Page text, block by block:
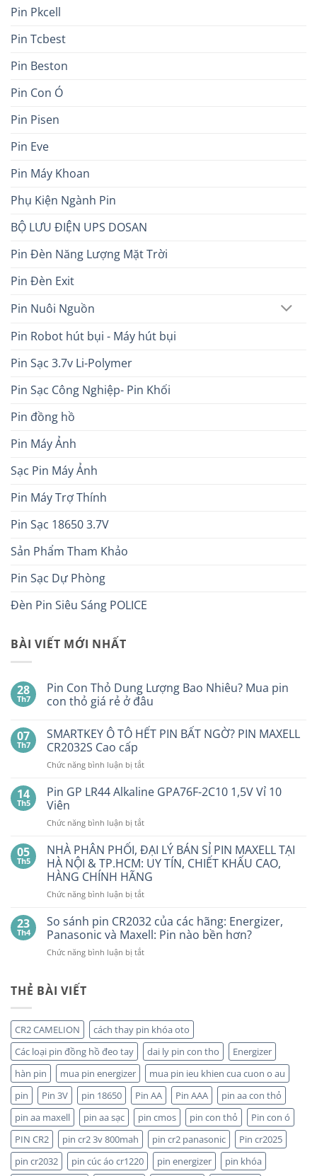
Pin Pkcell
Pin Tcbest
Pin Beston
Pin Con Ó
Pin Pisen
Pin Eve
Pin Máy Khoan
Phụ Kiện Ngành Pin
BỘ LƯU ĐIỆN UPS DOSAN
Pin Đèn Năng Lượng Mặt Trời
Pin Đèn Exit
Pin Nuôi Nguồn
Pin Robot hút bụi - Máy hút bụi
Pin Sạc 3.7v Li-Polymer
Pin Sạc Công Nghiệp- Pin Khối
Pin đồng hồ
Pin Máy Ảnh
Sạc Pin Máy Ảnh
Pin Máy Trợ Thính
Pin Sạc 18650 3.7V
Sản Phẩm Tham Khảo
Pin Sạc Dự Phòng
Đèn Pin Siêu Sáng POLICE
BÀI VIẾT MỚI NHẤT
28
Th7
Pin Con Thỏ Dung Lượng Bao Nhiêu? Mua pin
con thỏ giá rẻ ở đâu
bình
luận
ở
Pin
Con
Dung
Lượng
Bao
Mua
con
thỏ
giá
rẻ
ở
đâu
07
Th7
SMARTKEY Ô TÔ HẾT PIN BẤT NGỜ? PIN MAXELL
CR2032S Cao cấp
Chức năng bình luận bị tắtở
Ô
TÔ
PIN
NGỜ?
PIN
MAXELL
CR2032S Cao
cấp
14
Th5
Pin GP LR44 Alkaline GPA76F-2C10 1,5V Vỉ 10
Viên
Chức năng bình luận bị tắtở
GP
LR44
Alkaline
GPA76F-
2C10
Vỉ
10
Viên
05
Th5
NHÀ PHÂN PHỐI, ĐẠI LÝ BÁN SỈ PIN MAXELL TẠI
HÀ NỘI & TP.HCM: UY TÍN, CHIẾT KHẤU CAO,
HÀNG CHÍNH HÃNG
Chức năng bình luận bị tắtở
PHÂN
PHỐI,
ĐẠI
LÝ
HÀ
NỘI
&
TP.HCM:
UY
TÍN,
CHIẾT
KHẤU
CAO,
HÀNG
CHÍNH
HÃNG
23
Th4
So sánh pin CR2032 của các hãng: Energizer,
Panasonic và Maxell: Pin nào bền hơn?
Chức năng bình luận bị tắtở
các
hãng:
Energizer,
Panasonic
và
Maxell:
Pin
nào
bền
hơn?
THẺ BÀI VIẾT
CR2 CAMELION
cách thay pin khóa oto
Các loại pin đồng hồ đeo tay
dai ly pin con tho
Energizer
hàn pin
mua pin energizer
mua pin ieu khien cua cuon o au
pin
Pin 3V pin 18650 Pin AA Pin AAA
pin aa con thỏ
pin aa maxell
pin aa sạc pin cmos pin con thỏ
Pin con ó
PIN CR2
pin cr2 3v 800mah pin cr2 panasonic
Pin cr2025
pin cr2032
pin cúc áo cr1220 pin energizer pin khóa